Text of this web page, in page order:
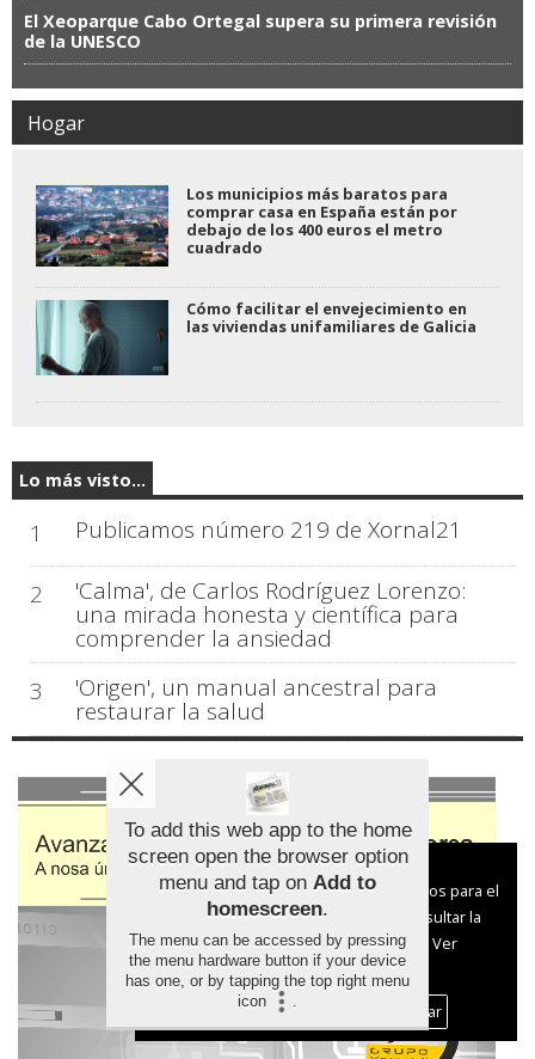
El Xeoparque Cabo Ortegal supera su primera revisión
de la UNESCO
Hogar
Los municipios más baratos para
comprar casa en España están por
debajo de los 400 euros el metro
cuadrado
Cómo facilitar el envejecimiento en
las viviendas unifamiliares de Galicia
Lo más visto...
1 Publicamos número 219 de Xornal21
2 'Calma', de Carlos Rodríguez Lorenzo:
una mirada honesta y científica para
comprender la ansiedad
3
'Origen', un manual ancestral para
restaurar la salud
Aviso sobre el Uso de cookies:
Utilizamos cookies nuestras y de terceros para el
funcionamiento del digital. Puedes consultar la
lista de cookies y como desconectarlas.
Ver
nuestra Política de Privacidad y Cookies
Aceptar Cookies
Personalizar
To add this web app to the home
screen open the browser option
menu and tap on Add to
homescreen.
The menu can be accessed by pressing
the menu hardware button if your device
has one, or by tapping the top right menu
icon
.